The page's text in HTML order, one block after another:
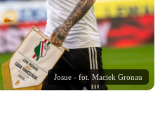
Josue - fot. Maciek Gronau